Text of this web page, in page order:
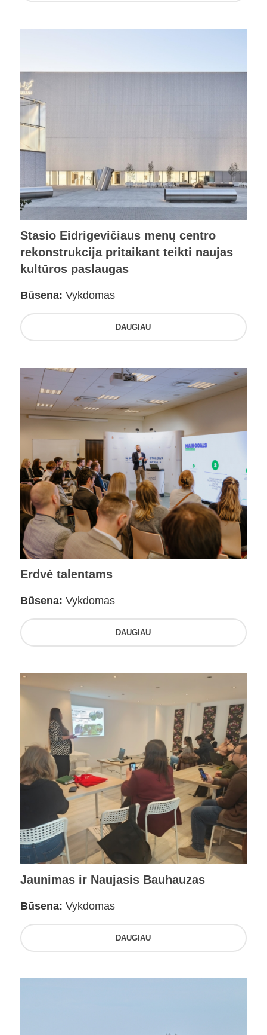
Stasio Eidrigevičiaus menų centro
rekonstrukcija pritaikant teikti naujas
kultūros paslaugas
Būsena: Vykdomas
DAUGIAU
Erdvė talentams
Būsena: Vykdomas
DAUGIAU
Jaunimas ir Naujasis Bauhauzas
Būsena: Vykdomas
DAUGIAU